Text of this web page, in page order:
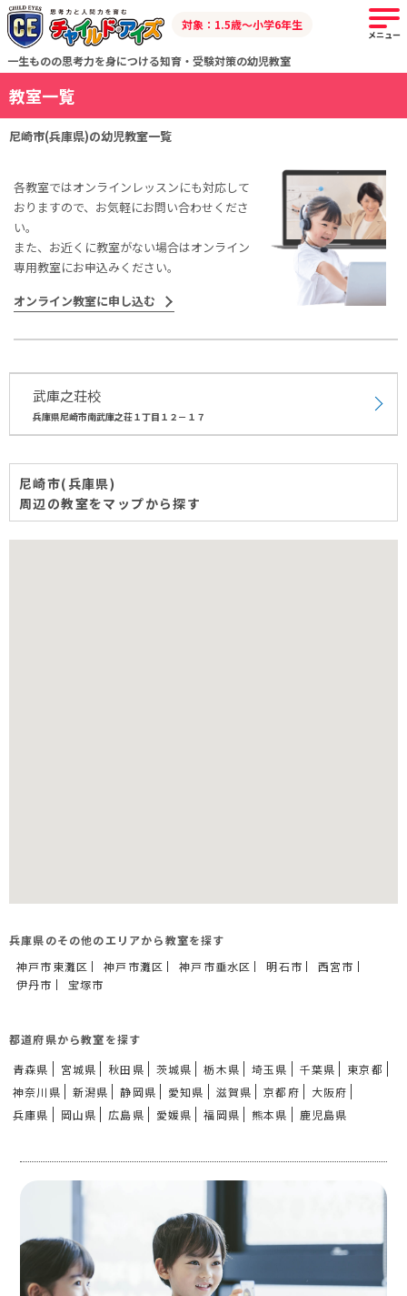
一生ものの思考力を身につける知育・受験対策の幼児教室
対象：1.5歳～小学6年生
メニュー
教室一覧
尼崎市(兵庫県)の幼児教室一覧
各教室ではオンラインレッスンにも対応して
おりますので、お気軽にお問い合わせくださ
い。
また、お近くに教室がない場合はオンライン
専用教室にお申込みください。
オンライン教室に申し込む
武庫之荘校
兵庫県尼崎市南武庫之荘１丁目１２－１７
尼崎市(兵庫県)
周辺の教室をマップから探す
兵庫県のその他のエリアから教室を探す
神戸市東灘区
神戸市灘区 神戸市垂水区 明石市
西宮市
伊丹市
宝塚市
都道府県から教室を探す
青森県
宮城県 秋田県 茨城県 栃木県 埼玉県 千葉県
東京都
神奈川県
新潟県 静岡県 愛知県 滋賀県 京都府
大阪府
兵庫県
岡山県 広島県 愛媛県 福岡県 熊本県 鹿児島県